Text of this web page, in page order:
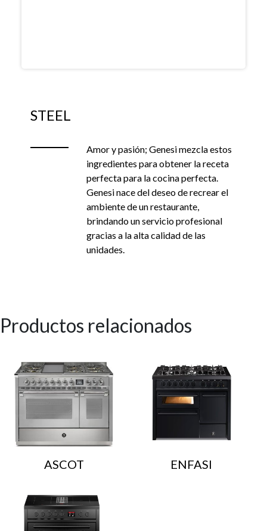
STEEL
Amor y pasión; Genesi mezcla estos
ingredientes para obtener la receta
perfecta para la cocina perfecta.
Genesi nace del deseo de recrear el
ambiente de un restaurante,
brindando un servicio profesional
gracias a la alta calidad de las
unidades.
Productos relacionados
ASCOT ENFASI